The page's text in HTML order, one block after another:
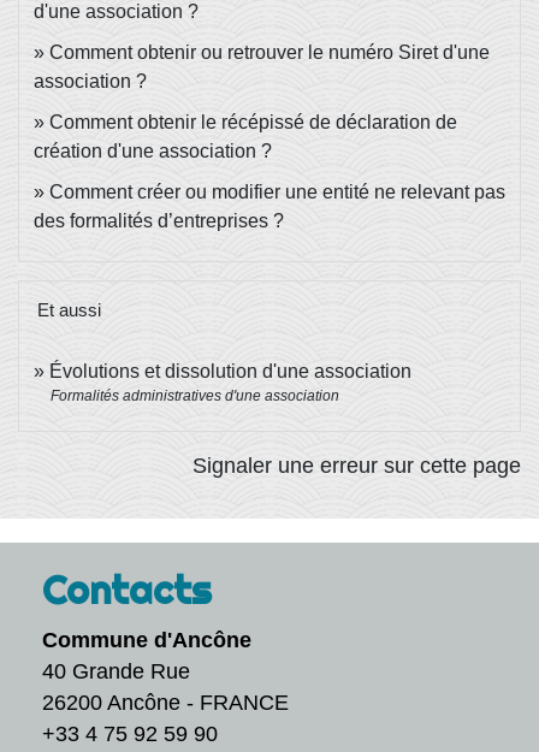
d'une association ?
Comment obtenir ou retrouver le numéro Siret d'une
association ?
Comment obtenir le récépissé de déclaration de
création d'une association ?
Comment créer ou modifier une entité ne relevant pas
des formalités d’entreprises ?
Et aussi
Évolutions et dissolution d'une association
Formalités administratives d'une association
Signaler une erreur sur cette page
Contacts
Commune d'Ancône
40 Grande Rue
26200 Ancône - FRANCE
+33 4 75 92 59 90